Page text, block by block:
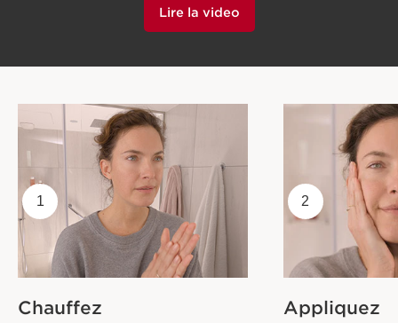
Lire la video
1
Chauffez
2
Appliquez